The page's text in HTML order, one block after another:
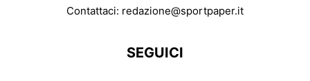
Contattaci: redazione@sportpaper.it
SEGUICI